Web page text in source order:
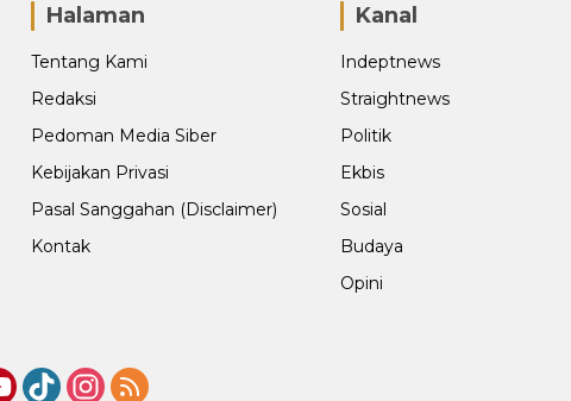
Halaman
Tentang Kami
Redaksi
Pedoman Media Siber
Kebijakan Privasi
Pasal Sanggahan (Disclaimer)
Kontak
Kanal
Indeptnews
Straightnews
Politik
Ekbis
Sosial
Budaya
Opini